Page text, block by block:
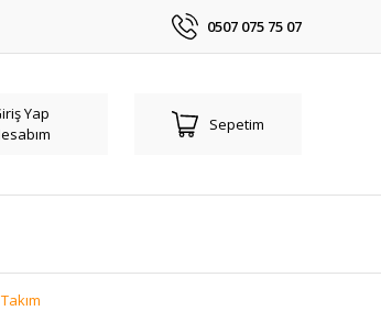
0507 075 75 07
Yap
Sepetim